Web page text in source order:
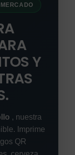
Y
, nuestra
Imprime
QR